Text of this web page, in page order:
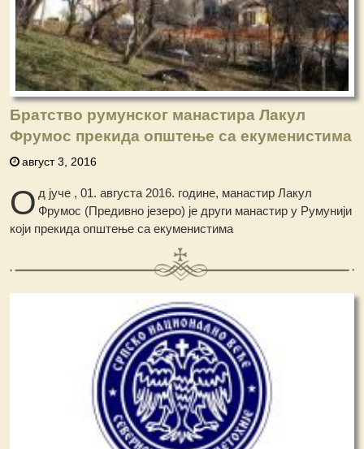
Братство румунског манастира Лакул
Фрумос прекида општење са екуменистима
август 3, 2016
О д јуче , 01. августа 2016. године, манастир Лакул
Фрумос (Предивно језеро) је други манастир у Румунији
који прекида општење са екуменистима